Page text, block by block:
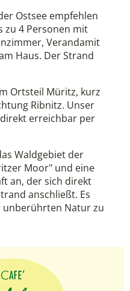
Ostsee empfehlen
zu 4 Personen mit
Verandamit
Haus. Der Strand
Ortsteil Müritz, kurz
Ribnitz. Unser
erreichbar per
Waldgebiet der
Moor" und eine
an, der sich direkt
anschließt. Es
unberührten Natur zu